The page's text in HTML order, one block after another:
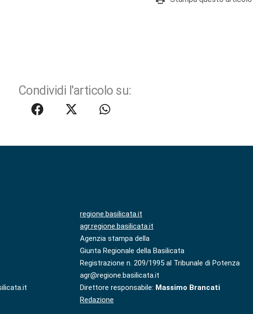
Condividi l'articolo su:
regione.basilicata.it
agr.regione.basilicata.it
Agenzia stampa della
Giunta Regionale della Basilicata
Registrazione n. 209/1995 al Tribunale di Potenza
agr@regione.basilicata.it
Direttore responsabile: Massimo Brancati
Redazione